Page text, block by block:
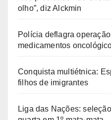
olho”, diz Alckmin
Polícia deflagra
medicamentos
Conquista multiétnica:
filhos de imigrantes
Liga das Nações: